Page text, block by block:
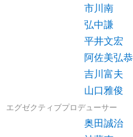
市川南
弘中謙
平井文宏
阿佐美弘恭
吉川富夫
山口雅俊
エグゼクティブプロデューサー
奥田誠治